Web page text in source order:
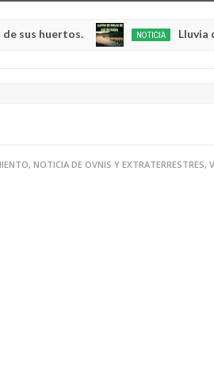
NOTICIA Lluvia de bolas
, NOTICIA DE OVNIS Y EXTRATERRESTRES,